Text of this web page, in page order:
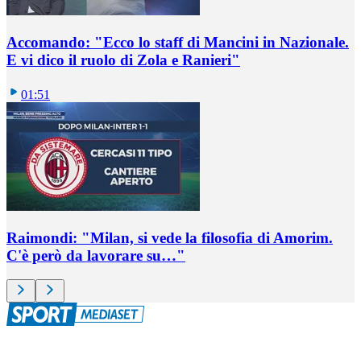
Accomando: "Ecco lo staff di Mancini in Nazionale.
E vi dico il ruolo di Zola e Ranieri"
01:51
Raimondi: "Milan, si vede la filosofia di Amorim.
C'è però da lavorare su…"